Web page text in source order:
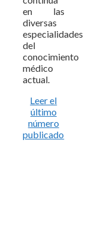
en las
diversas
especialidades
del
conocimiento
médico
actual.
Leer el
último
número
publicado